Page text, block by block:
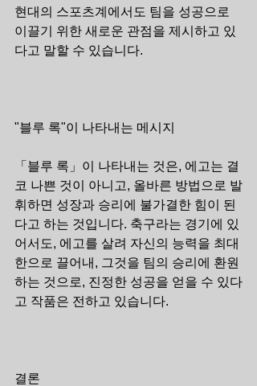
현대의 스포츠계에서도 팀을 성공으로
이끌기 위한 새로운 관점을 제시하고 있
다고 말할 수 있습니다.
"블루 록"이 나타내는 메시지
「블루 록」이 나타내는 것은, 에고는 결
코 나쁜 것이 아니고, 올바른 방법으로 발
휘하면 성장과 승리에 불가결한 힘이 된
다고 하는 것입니다. 축구라는 경기에 있
어서도, 에고를 살려 자신의 능력을 최대
한으로 끌어내, 그것을 팀의 승리에 환원
하는 것으로, 진정한 성공을 얻을 수 있다
고 작품은 전하고 있습니다.
결론